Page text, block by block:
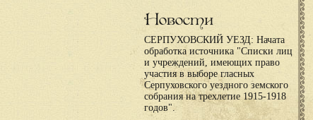
Новости
СЕРПУХОВСКИЙ УЕЗД: Начата
обработка источника "Списки лиц
и учреждений, имеющих право
участия в выборе гласных
Серпуховского уездного земского
собрания на трехлетие 1915-1918
годов".